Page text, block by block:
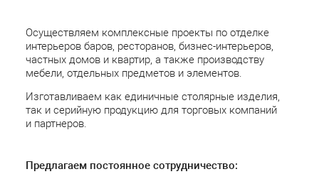
Осуществляем комплексные проекты по отделке
интерьеров баров, ресторанов, бизнес-интерьеров,
частных домов и квартир, а также производству
мебели, отдельных предметов и элементов.
Изготавливаем как единичные столярные изделия,
так и серийную продукцию для торговых компаний
и партнеров.
Предлагаем постоянное сотрудничество: